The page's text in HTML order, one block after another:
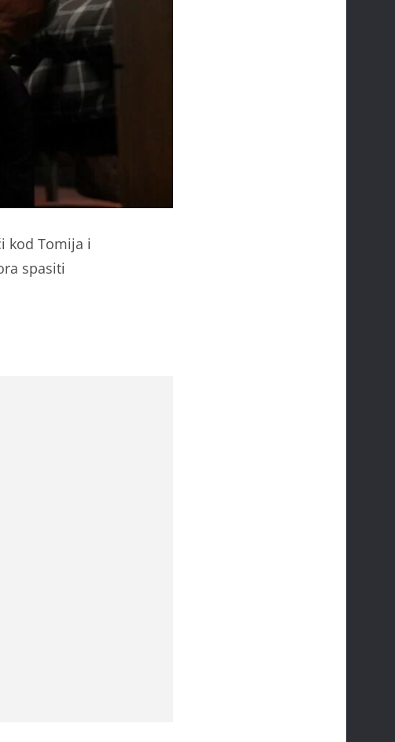
kod Tomija i
spasiti